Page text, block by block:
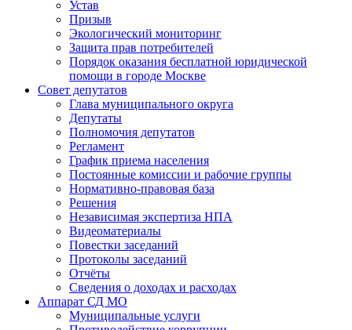
Устав
Призыв
Экологический мониторинг
Защита прав потребителей
Порядок оказания бесплатной юридической
помощи в городе Москве
Совет депутатов
Глава муниципального округа
Депутаты
Полномочия депутатов
Регламент
График приема населения
Постоянные комиссии и рабочие группы
Нормативно-правовая база
Решения
Независимая экспертиза НПА
Видеоматериалы
Повестки заседаний
Протоколы заседаний
Отчёты
Сведения о доходах и расходах
Аппарат СД МО
Муниципальные услуги